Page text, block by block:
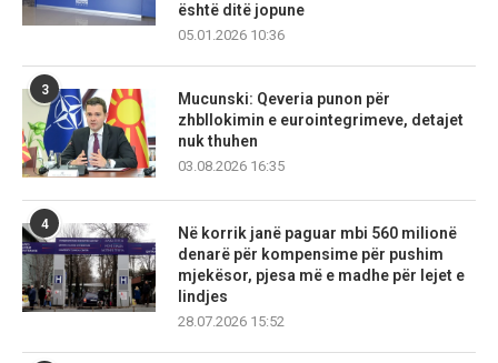
është ditë jopune
05.01.2026 10:36
3
Mucunski: Qeveria punon për
zhbllokimin e eurointegrimeve, detajet
nuk thuhen
03.08.2026 16:35
4
Në korrik janë paguar mbi 560 milionë
denarë për kompensime për pushim
mjekësor, pjesa më e madhe për lejet e
lindjes
28.07.2026 15:52